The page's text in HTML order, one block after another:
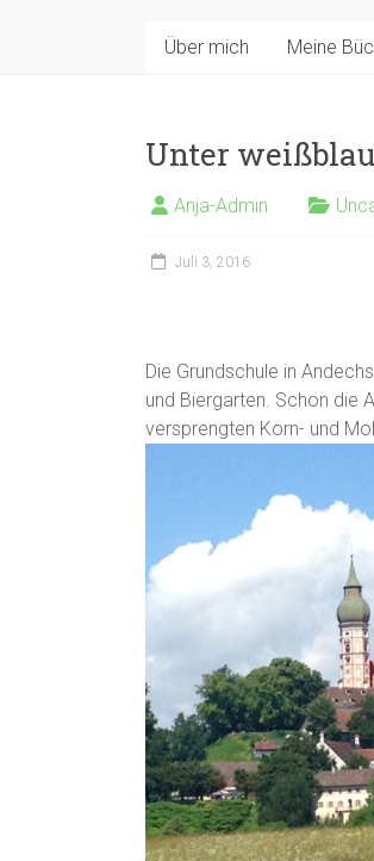
Über mich Meine
Unter
Anja-Admin
Juli 3, 2016
Die Grundschule in
und Biergarten. Schon die
versprengten Korn- und